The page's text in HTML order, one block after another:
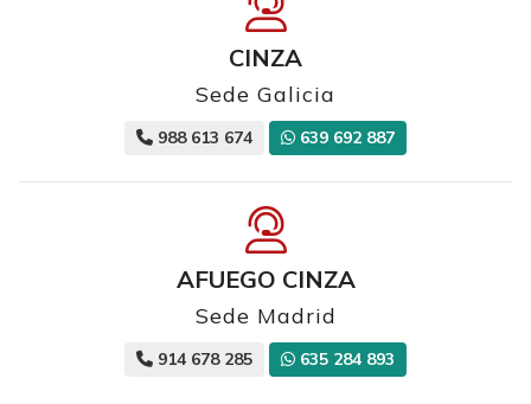
CINZA
Sede Galicia
988 613 674 639 692 887
AFUEGO CINZA
Sede Madrid
914 678 285 635 284 893